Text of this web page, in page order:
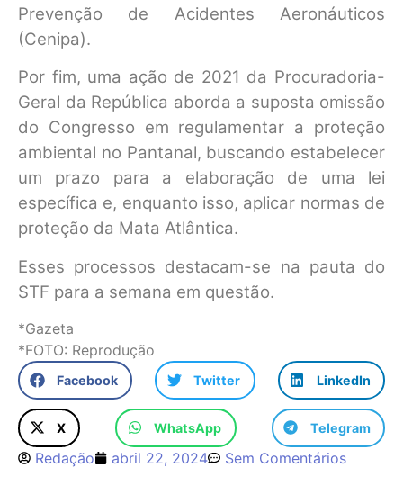
Prevenção de Acidentes Aeronáuticos
(Cenipa).
Por fim, uma ação de 2021 da Procuradoria-
Geral da República aborda a suposta omissão
do Congresso em regulamentar a proteção
ambiental no Pantanal, buscando estabelecer
um prazo para a elaboração de uma lei
específica e, enquanto isso, aplicar normas de
proteção da Mata Atlântica.
Esses processos destacam-se na pauta do
STF para a semana em questão.
*Gazeta
*FOTO: Reprodução
Facebook Twitter LinkedIn
X WhatsApp Telegram
Redação abril 22, 2024 Sem Comentários